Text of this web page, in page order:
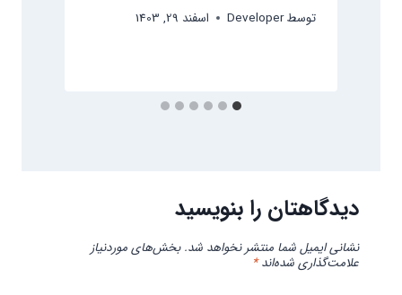
توسطDeveloper اسفند 29, 1403
دیدگاهتان را بنویسید
نشانی ایمیل شما منتشر نخواهد شد. بخش‌های موردنیاز
علامت‌گذاری شده‌اند*